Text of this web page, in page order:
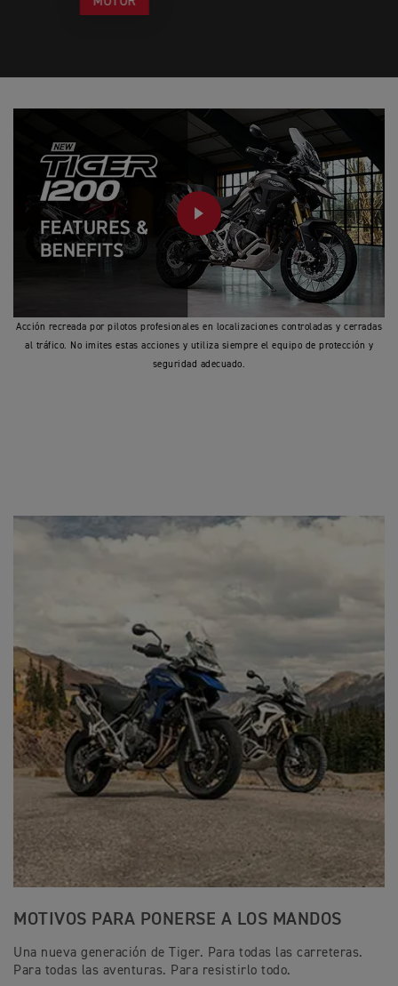
PLAY
Acción recreada por pilotos profesionales en localizaciones controladas y cerradas
al tráfico. No imites estas acciones y utiliza siempre el equipo de protección y
seguridad adecuado.
MOTIVOS PARA PONERSE A LOS MANDOS
Una nueva generación de Tiger. Para todas las carreteras.
Para todas las aventuras. Para resistirlo todo.